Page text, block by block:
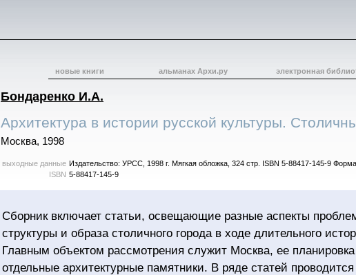
новые книги альманах Архи.ру электронная
Бондаренко И.А.
Архитектура в истории русской культуры.
Москва, 1998
выходные данные Издательство: УРСС, 1998 г. Мягкая обложка, 324 стр. ISBN 5-88417-145-9
ISBN 5-88417-145-9
Сборник включает статьи, освещающие разные аспекты
структуры и образа столичного города в ходе длительного
Главным объектом рассмотрения служит Москва, ее планировка
отдельные архитектурные памятники. В ряде статей